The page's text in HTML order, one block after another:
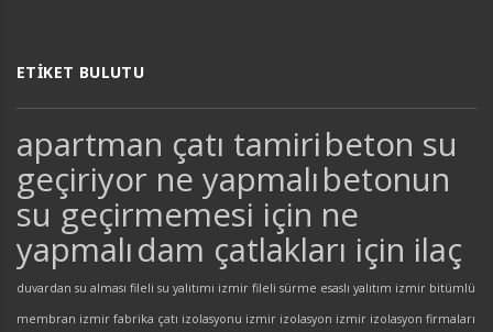
ETIKET BULUTU
apartman çatı tamiribeton su
geçiriyor ne yapmalıbetonun
su geçirmemesi için ne
yapmalıdam çatlakları için ilaç
duvardan su alması fileli su yalıtımı izmir fileli sürme esaslı yalıtım izmir bitümlü
membran izmir fabrika çatı izolasyonu izmir izolasyon izmir izolasyon firmaları